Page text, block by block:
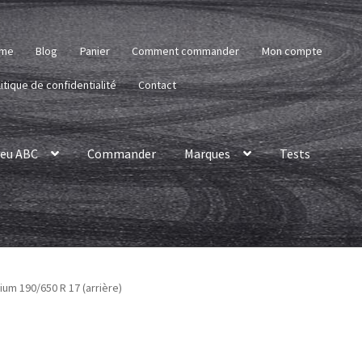
Blog Panier Comment commander Mon compte
de confidentialité Contact
ABC Commander Marques Tests
190/650 R 17 (arrière)